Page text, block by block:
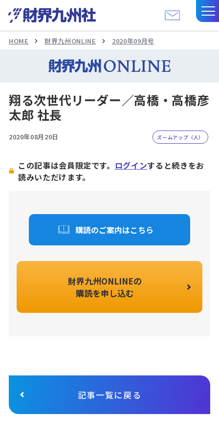
HOME 財界九州ONLINE 2020年09月号
翔る次世代リーダー／高橋・高橋彦
太郎 社長
2020年08月20日 ズームアップ（人）
この記事は会員限定です。 ログインすると続きをお
読みいただけます。
購読のご案内はこちら
財界九州ONLINEの
購読を申し込む
記事一覧に戻る